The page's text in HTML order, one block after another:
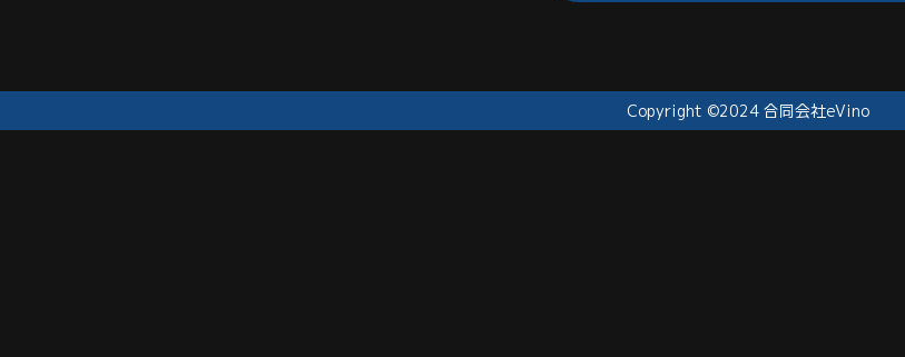
Copyright ©2024 合同会社eVino